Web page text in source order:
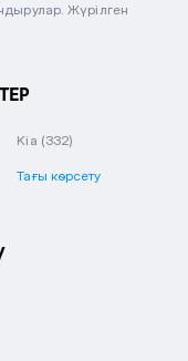
Жүрілген
Kia (332)
Тағы көрсету